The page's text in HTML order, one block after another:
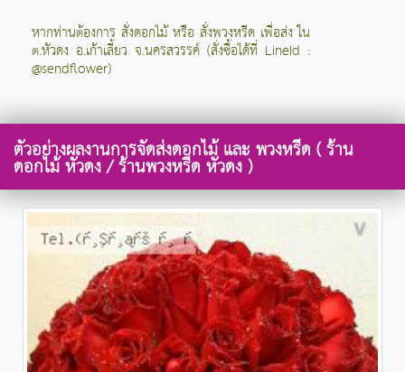
หากท่านต้องการ สั่งดอกไม้ หรือ สั่งพวงหรีด เพื่อส่ง ใน
ต.หัวดง อ.เก้าเลี้ยว จ.นครสวรรค์ (สั่งซื้อได้ที่ LineId :
@sendflower)
ตัวอย่างผลงานการจัดส่งดอกไม้ และ พวงหรีด ( ร้าน
ดอกไม้ หัวดง / ร้านพวงหรีด หัวดง )